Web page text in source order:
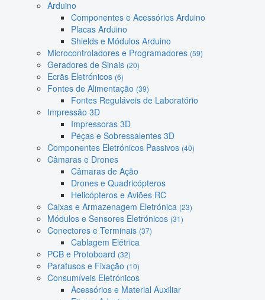
Arduino
Componentes e Acessórios Arduino
Placas Arduino
Shields e Módulos Arduino
Microcontroladores e Programadores (59)
Geradores de Sinais (20)
Ecrãs Eletrónicos (6)
Fontes de Alimentação (39)
Fontes Reguláveis de Laboratório
Impressão 3D
Impressoras 3D
Peças e Sobressalentes 3D
Componentes Eletrónicos Passivos (40)
Câmaras e Drones
Câmaras de Ação
Drones e Quadricópteros
Helicópteros e Aviões RC
Caixas e Armazenagem Eletrónica (23)
Módulos e Sensores Eletrónicos (31)
Conectores e Terminais (37)
Cablagem Elétrica
PCB e Protoboard (32)
Parafusos e Fixação (10)
Consumíveis Eletrónicos
Acessórios e Material Auxiliar